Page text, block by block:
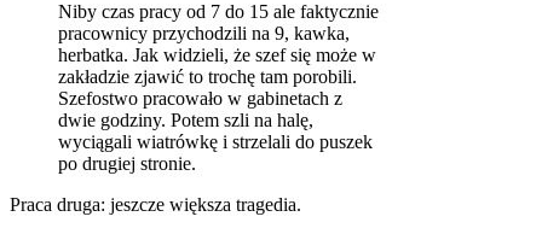
Niby czas pracy od 7 do 15 ale faktycznie
pracownicy przychodzili na 9, kawka,
herbatka. Jak widzieli, że szef się może w
zakładzie zjawić to trochę tam porobili.
Szefostwo pracowało w gabinetach z
dwie godziny. Potem szli na halę,
wyciągali wiatrówkę i strzelali do puszek
po drugiej stronie.
Praca druga: jeszcze większa tragedia.